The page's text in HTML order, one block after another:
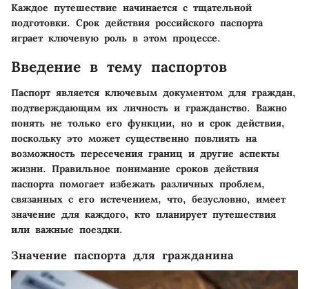
Каждое путешествие начинается с тщательной
подготовки. Срок действия российского паспорта
играет ключевую роль в этом процессе.
Введение в тему паспортов
Паспорт является ключевым документом для граждан,
подтверждающим их личность и гражданство. Важно
понять не только его функции, но и срок действия,
поскольку это может существенно повлиять на
возможность пересечения границ и другие аспекты
жизни. Правильное понимание сроков действия
паспорта помогает избежать различных проблем,
связанных с его истечением, что, безусловно, имеет
значение для каждого, кто планирует путешествия
или важные поездки.
Значение паспорта для гражданина